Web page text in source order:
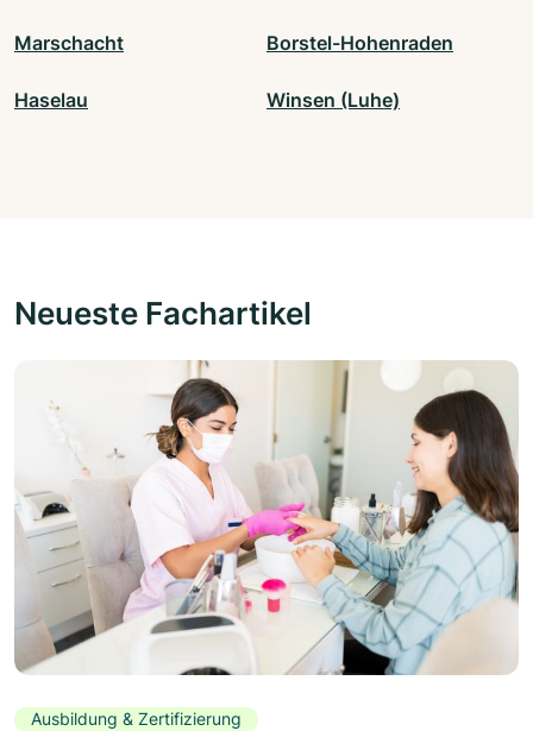
Marschacht Borstel-Hohenraden
Haselau Winsen (Luhe)
Neueste Fachartikel
Ausbildung & Zertifizierung